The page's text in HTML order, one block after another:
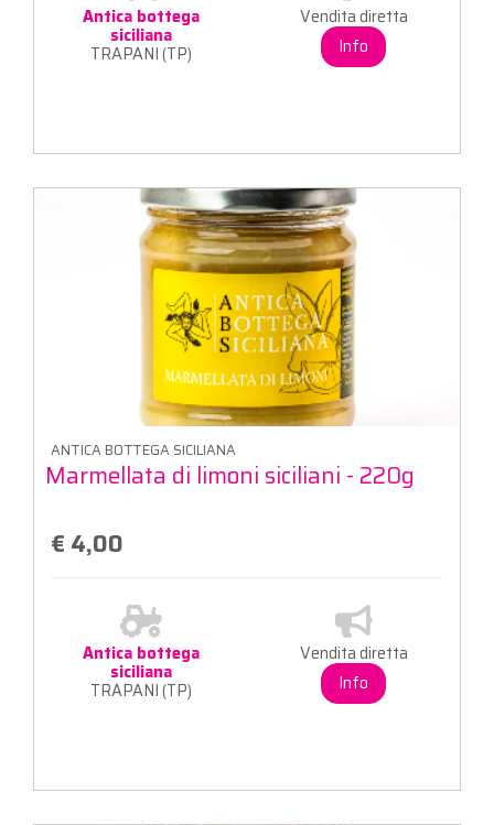
Antica bottega
siciliana
TRAPANI (TP)
Vendita diretta
Info
ANTICA BOTTEGA SICILIANA
Marmellata di limoni siciliani - 220g
€ 4,00
Antica bottega
siciliana
TRAPANI (TP)
Vendita diretta
Info